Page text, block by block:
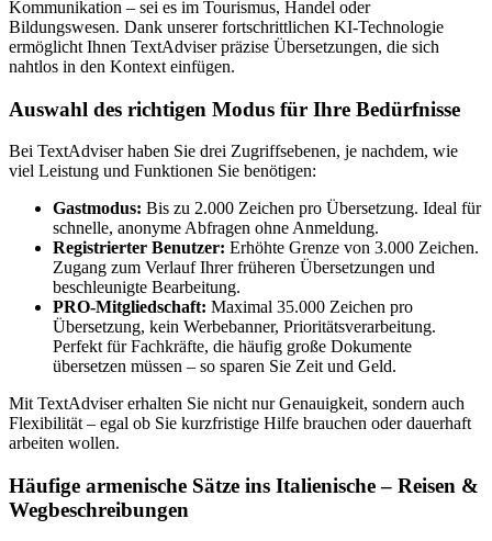
Kommunikation – sei es im Tourismus, Handel oder
Bildungswesen. Dank unserer fortschrittlichen KI-Technologie
ermöglicht Ihnen TextAdviser präzise Übersetzungen, die sich
nahtlos in den Kontext einfügen.
Auswahl des richtigen Modus für Ihre Bedürfnisse
Bei TextAdviser haben Sie drei Zugriffsebenen, je nachdem, wie
viel Leistung und Funktionen Sie benötigen:
Gastmodus: Bis zu 2.000 Zeichen pro Übersetzung. Ideal für
schnelle, anonyme Abfragen ohne Anmeldung.
Registrierter Benutzer: Erhöhte Grenze von 3.000 Zeichen.
Zugang zum Verlauf Ihrer früheren Übersetzungen und
beschleunigte Bearbeitung.
PRO-Mitgliedschaft: Maximal 35.000 Zeichen pro
Übersetzung, kein Werbebanner, Prioritätsverarbeitung.
Perfekt für Fachkräfte, die häufig große Dokumente
übersetzen müssen – so sparen Sie Zeit und Geld.
Mit TextAdviser erhalten Sie nicht nur Genauigkeit, sondern auch
Flexibilität – egal ob Sie kurzfristige Hilfe brauchen oder dauerhaft
arbeiten wollen.
Häufige armenische Sätze ins Italienische – Reisen &
Wegbeschreibungen